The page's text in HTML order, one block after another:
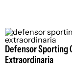
Defensor Sporting
Extraordinaria